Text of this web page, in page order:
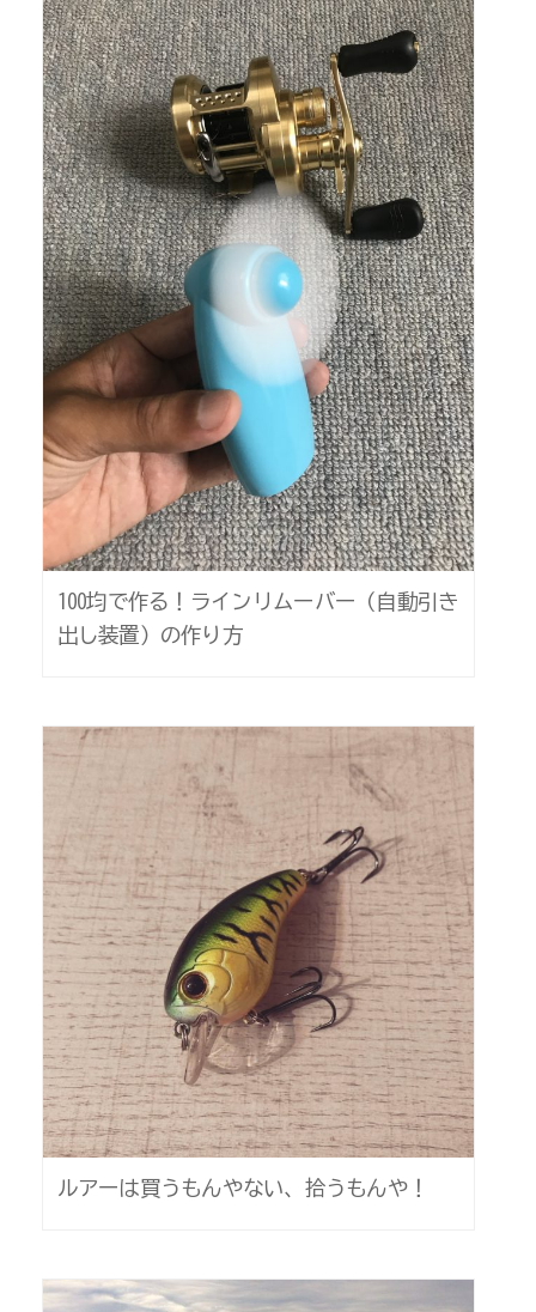
100均で作る！ラインリムーバー（自動引き
出し装置）の作り方
ルアーは買うもんやない、拾うもんや！